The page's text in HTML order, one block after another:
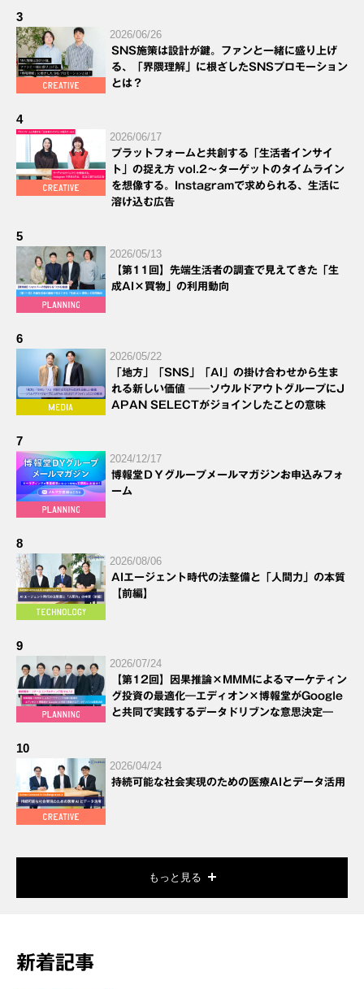
3
2026/06/26
SNS施策は設計が鍵。ファンと一緒に盛り上げ
る、「界隈理解」に根ざしたSNSプロモーション
とは？
4
2026/06/17
プラットフォームと共創する「生活者インサイ
ト」の捉え方 vol.2～ターゲットのタイムライン
を想像する。Instagramで求められる、生活に
溶け込む広告
5
2026/05/13
【第11回】先端生活者の調査で見えてきた「生
成AI×買物」の利用動向
6
2026/05/22
「地方」「SNS」「AI」の掛け合わせから生ま
れる新しい価値 ──ソウルドアウトグループにJ
APAN SELECTがジョインしたことの意味
7
2024/12/17
博報堂ＤＹグループメールマガジンお申込みフォ
ーム
8
2026/08/06
AIエージェント時代の法整備と「人間力」の本質
【前編】
9
2026/07/24
【第12回】因果推論×MMMによるマーケティン
グ投資の最適化―エディオン×博報堂がGoogle
と共同で実践するデータドリブンな意思決定―
10
2026/04/24
持続可能な社会実現のための医療AIとデータ活用
もっと見る
新着記事